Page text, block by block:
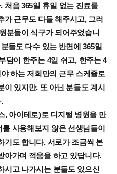
처음 365일 휴일 없는 진료를
가 근무도 다들 해주시고, 그러
분들이 식구가 되어주었습니
들도 다수 있는 반면에 365일
담이 한주는 4일 쉬고, 한주는 4
하는 저희만의 근무 스케쥴로
이 있지만, 또 아닌 분들도 계시
, 아이테로)로 디지털 병원을 만
사용해보지 않은 선생님들이
기도 합니다. 서로가 조금씩 본
아가며 적응을 하고 있답니다.
시고 나가시는 분들도 있으신